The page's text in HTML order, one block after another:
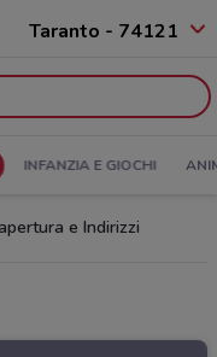
Taranto - 74121
INFANZIA E GIOCHI
e Indirizzi